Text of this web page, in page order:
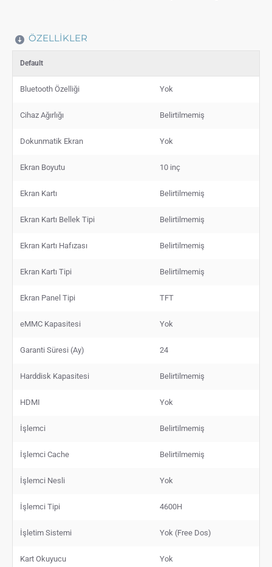
ÖZELLIKLER
Default
Bluetooth Özelliği Yok
Cihaz Ağırlığı Belirtilmemiş
Dokunmatik Ekran Yok
Ekran Boyutu 10 inç
Ekran Kartı Belirtilmemiş
Ekran Kartı Bellek Tipi Belirtilmemiş
Ekran Kartı Hafızası Belirtilmemiş
Ekran Kartı Tipi Belirtilmemiş
Ekran Panel Tipi TFT
eMMC Kapasitesi Yok
Garanti Süresi (Ay) 24
Harddisk Kapasitesi Belirtilmemiş
HDMI Yok
İşlemci Belirtilmemiş
İşlemci Cache Belirtilmemiş
İşlemci Nesli Yok
İşlemci Tipi 4600H
İşletim Sistemi Yok (Free Dos)
Kart Okuyucu Yok